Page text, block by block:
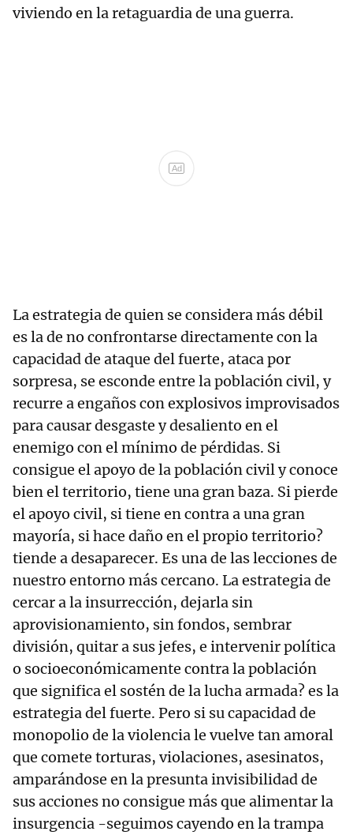
viviendo en la retaguardia de una guerra.
Ad
La estrategia de quien se considera más débil
es la de no confrontarse directamente con la
capacidad de ataque del fuerte, ataca por
sorpresa, se esconde entre la población civil, y
recurre a engaños con explosivos improvisados
para causar desgaste y desaliento en el
enemigo con el mínimo de pérdidas. Si
consigue el apoyo de la población civil y conoce
bien el territorio, tiene una gran baza. Si pierde
el apoyo civil, si tiene en contra a una gran
mayoría, si hace daño en el propio territorio?
tiende a desaparecer. Es una de las lecciones de
nuestro entorno más cercano. La estrategia de
cercar a la insurrección, dejarla sin
aprovisionamiento, sin fondos, sembrar
división, quitar a sus jefes, e intervenir política
o socioeconómicamente contra la población
que significa el sostén de la lucha armada? es la
estrategia del fuerte. Pero si su capacidad de
monopolio de la violencia le vuelve tan amoral
que comete torturas, violaciones, asesinatos,
amparándose en la presunta invisibilidad de
sus acciones no consigue más que alimentar la
insurgencia -seguimos cayendo en la trampa